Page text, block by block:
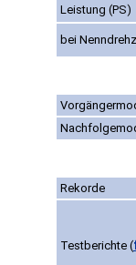
Leistung (PS)
bei
Rekorde
Testberichte (